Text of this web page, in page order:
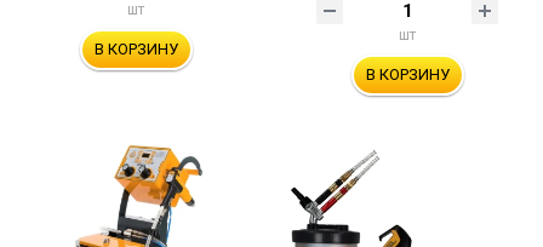
шт
В КОРЗИНУ
шт
В КОРЗИНУ